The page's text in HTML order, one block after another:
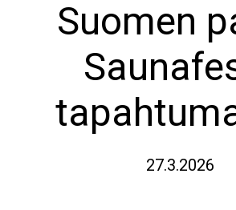
Suomen
27.3.2026